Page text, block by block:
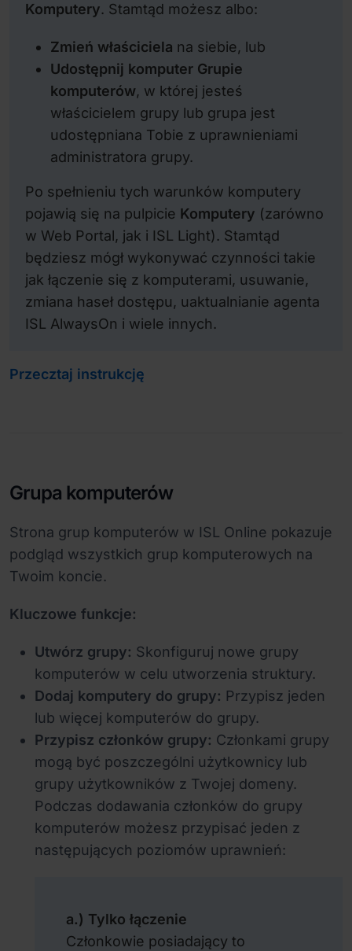
Komputery. Stamtąd możesz albo:
Zmień właściciela na siebie, lub
Udostępnij komputer Grupie
komputerów, w której jesteś
właścicielem grupy lub grupa jest
udostępniana Tobie z uprawnieniami
administratora grupy.
Po spełnieniu tych warunków komputery
pojawią się na pulpicie Komputery (zarówno
w Web Portal, jak i ISL Light). Stamtąd
będziesz mógł wykonywać czynności takie
jak łączenie się z komputerami, usuwanie,
zmiana haseł dostępu, uaktualnianie agenta
ISL AlwaysOn i wiele innych.
Przecztaj instrukcję
Grupa komputerów
Strona grup komputerów w ISL Online pokazuje
podgląd wszystkich grup komputerowych na
Twoim koncie.
Kluczowe funkcje:
Utwórz grupy: Skonfiguruj nowe grupy
komputerów w celu utworzenia struktury.
Dodaj komputery do grupy: Przypisz jeden
lub więcej komputerów do grupy.
Przypisz członków grupy: Członkami grupy
mogą być poszczególni użytkownicy lub
grupy użytkowników z Twojej domeny.
Podczas dodawania członków do grupy
komputerów możesz przypisać jeden z
następujących poziomów uprawnień:
a.) Tylko łączenie
Członkowie posiadający to